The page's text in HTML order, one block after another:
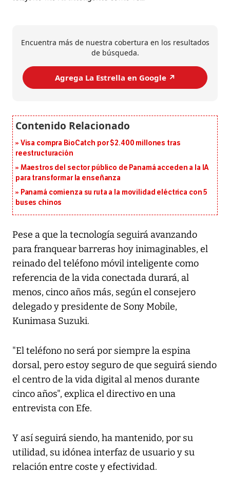
Encuentra más de nuestra cobertura en los resultados
de búsqueda.
Agrega La Estrella en Google ↗️
Visa compra BioCatch por $2.400 millones tras
reestructuración
Maestros del sector público de Panamá acceden a la IA
para transformar la enseñanza
Panamá comienza su ruta a la movilidad eléctrica con 5
buses chinos
Pese a que la tecnología seguirá avanzando
para franquear barreras hoy inimaginables, el
reinado del teléfono móvil inteligente como
referencia de la vida conectada durará, al
menos, cinco años más, según el consejero
delegado y presidente de Sony Mobile,
Kunimasa Suzuki.
"El teléfono no será por siempre la espina
dorsal, pero estoy seguro de que seguirá siendo
el centro de la vida digital al menos durante
cinco años", explica el directivo en una
entrevista con Efe.
Y así seguirá siendo, ha mantenido, por su
utilidad, su idónea interfaz de usuario y su
relación entre coste y efectividad.